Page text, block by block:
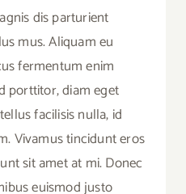
dis parturient
mus. Aliquam eu
fermentum enim
porttitor, diam eget
facilisis nulla, id
Vivamus tincidunt eros
sit amet at mi. Donec
euismod justo